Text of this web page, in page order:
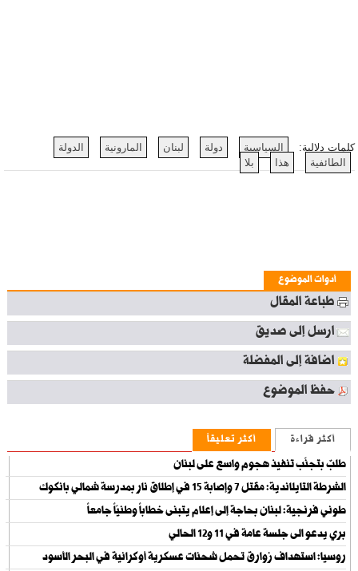
كلمات دلالية: السياسية دولة لبنان المارونية
الدولة
الطائفية
هذا بلا
أدوات الموضوع
طباعة المقال
ارسل إلى صديق
اضافة إلى المفضلة
حفظ الموضوع
أكثر قراءة أكثر تعليقاً
طلبٌ بتجنّب تنفيذ هجوم واسع على لبنان
الشرطة التايلاندية: مقتل 7 وإصابة 15 في إطلاق نار بمدرسة شمالي بانكوك
طوني فرنجية: لبنان بحاجة إلى إعلام يتبنى خطاباً وطنيّاً جامعاً
بري يدعو الى جلسة عامة في 11 و12 الحالي
روسيا: استهداف زوارق تحمل شحنات عسكرية أوكرانية في البحر الأسود